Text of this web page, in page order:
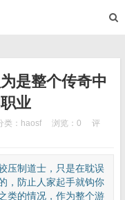
是整个传奇中
业
类： haosf 浏览：0
评
制道士，只是在耽误
，防止人家起手就钩你
类的情况，作为整个游